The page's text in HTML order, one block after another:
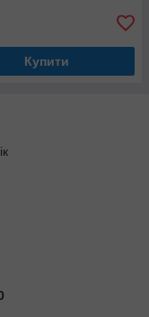
Купити